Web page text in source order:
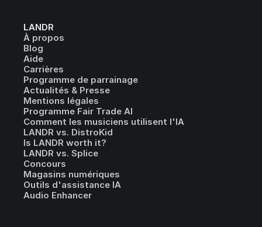
LANDR
À propos
Blog
Aide
Carrières
Programme de parrainage
Actualités & Presse
Mentions légales
Programme Fair Trade AI
Comment les musiciens utilisent l'IA
LANDR vs. DistroKid
Is LANDR worth it?
LANDR vs. Splice
Concours
Magasins numériques
Outils d'assistance IA
Audio Enhancer